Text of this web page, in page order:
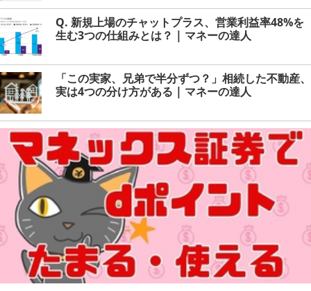
Q. 新規上場のチャットプラス、営業利益率48%を
生む3つの仕組みとは？ | マネーの達人
「この実家、兄弟で半分ずつ？」相続した不動産、
実は4つの分け方がある | マネーの達人